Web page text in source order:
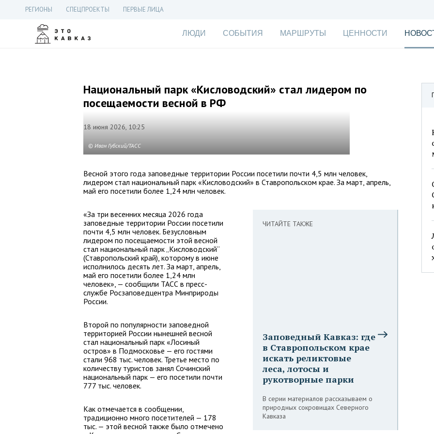
РЕГИОНЫ СПЕЦПРОЕКТЫ ПЕРВЫЕ ЛИЦА
ЛЮДИ СОБЫТИЯ МАРШРУТЫ ЦЕННОСТИ
Национальный парк «Кисловодский» стал лидером по
посещаемости весной в РФ
18 июня 2026, 10:25
© Иван Губский/ТАСС
Весной этого года заповедные территории России посетили почти 4,5 млн человек,
лидером стал национальный парк «Кисловодский» в Ставропольском крае. За март, апрель,
май его посетили более 1,24 млн человек.
ЧИТАЙТЕ ТАКЖЕ
Заповедный Кавказ: где
в Ставропольском крае
искать реликтовые
леса, лотосы и
рукотворные парки
В серии материалов рассказываем о
природных сокровищах Северного
Кавказа
«За три весенних месяца 2026 года
заповедные территории России посетили
почти 4,5 млн человек. Безусловным
лидером по посещаемости этой весной
стал национальный парк „Кисловодский“
(Ставропольский край), которому в июне
исполнилось десять лет. За март, апрель,
май его посетили более 1,24 млн
человек», — сообщили ТАСС в пресс-
службе Росзаповедцентра Минприроды
России.
Второй по популярности заповедной
территорией России нынешней весной
стал национальный парк «Лосиный
остров» в Подмосковье — его гостями
стали 968 тыс. человек. Третье место по
количеству туристов занял Сочинский
национальный парк — его посетили почти
777 тыс. человек.
Как отмечается в сообщении,
традиционно много посетителей — 178
тыс. — этой весной также было отмечено